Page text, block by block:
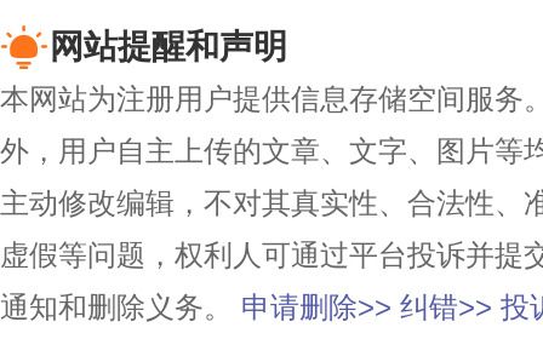
网站提醒和声明
本网站为注册用户提供信息存储空间服务
外，用户自主上传的文章、文字、图片等
主动修改编辑，不对其真实性、合法性、
虚假等问题，权利人可通过平台投诉并提
通知和删除义务。
申请删除>> 纠错>> 投